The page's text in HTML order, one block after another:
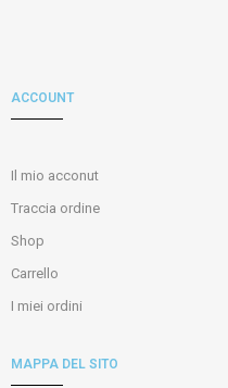
ACCOUNT
Il mio acconut
Traccia ordine
Shop
Carrello
I miei ordini
MAPPA DEL SITO